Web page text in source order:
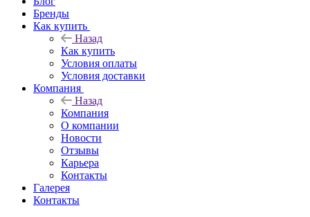
Бренды
Как купить
Назад
Как купить
Условия оплаты
Условия доставки
Компания
Назад
Компания
О компании
Новости
Отзывы
Карьера
Контакты
Галерея
Контакты